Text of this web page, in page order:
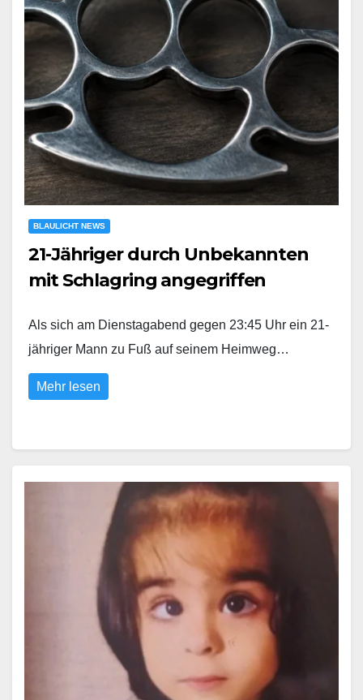
BLAULICHT NEWS
21-Jähriger durch Unbekannten
mit Schlagring angegriffen
Als sich am Dienstagabend gegen 23:45 Uhr ein 21-
jähriger Mann zu Fuß auf seinem Heimweg…
Mehr lesen